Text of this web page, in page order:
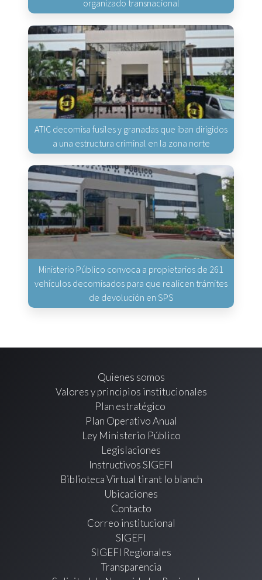
organizado transnacional
ATIC decomisa fusiles y granadas que iban dirigidos
a una estructura criminal en la zona norte
Ministerio Público convoca a propietarios de 261
vehículos decomisados para que realicen trámites
de devolución en SPS
Quienes somos
Valores y principios institucionales
Plan estratégico
Plan Operativo Anual
Ley Ministerio Público
Legislaciones
Instructivos SIGEFI
Biblioteca Virtual tirant lo blanch
Ubicaciones
Contacto
Correo institucional
SIGEFI
SIGEFI Regionales
Transparencia